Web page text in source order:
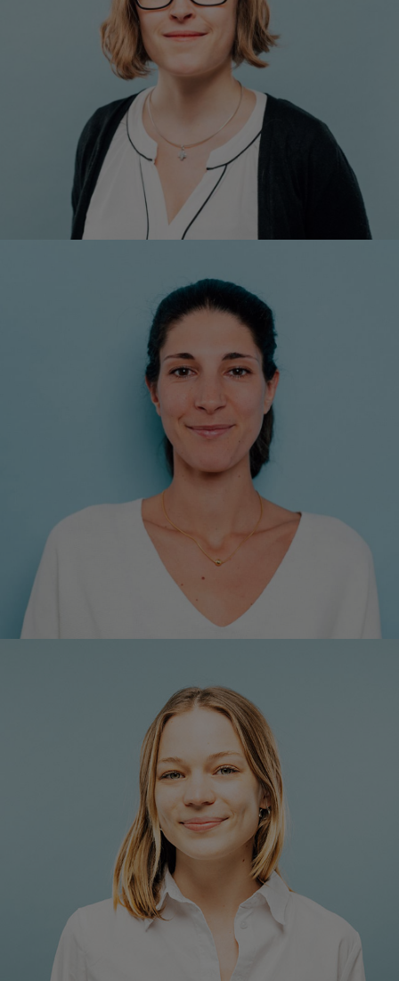
Leitung Inhalte & Angebote
+43 1 7101077-11
Mobil: +43 677/640 839 76
m.velan@respact.at
aMalina Lovrek, MA
Leitung Personalmanagement & Finanzen
+43 1 7101077-22
m.lovrek@respact.at
Rosa Unterweger, BSc
Projektmitarbeiterin Mitgliederentwicklung,
Kooperationen & csrTAG
+43 1 7101077-21
r.unterweger@respact.at